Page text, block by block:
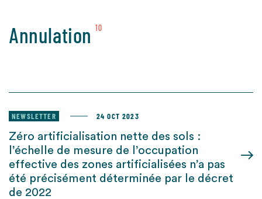
Annulation 10
NEWSLETTER 24 OCT 2023
Zéro artificialisation nette des sols :
l’échelle de mesure de l’occupation
effective des zones artificialisées n’a pas
été précisément déterminée par le décret
de 2022